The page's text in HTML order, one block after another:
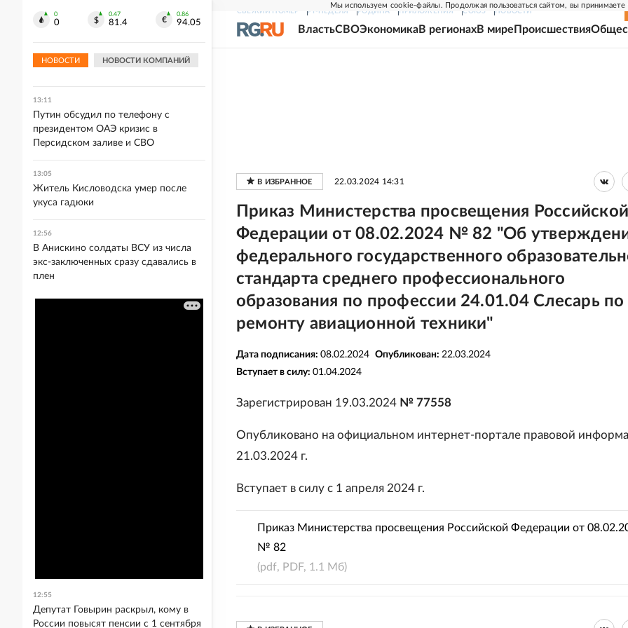
Мы используем cookie-файлы. Продолжая пользоваться сайтом, вы принимаете
СВЕЖИЙ НОМЕР РГ-НЕДЕЛЯ РОДИНА ПРИЛОЖЕНИЯ СОЮЗ НОВОСТИ
ВластьСВОЭкономикаВ регионахВ мире Происшествия
22.03.2024 14:31
Приказ Министерства просвещения Российской
Федерации от 08.02.2024 № 82 "Об
федерального государственного
стандарта среднего профессионального
образования по профессии 24.01.04 Слесарь по
ремонту авиационной техники"
Дата подписания: 08.02.2024 Опубликован: 22.03.2024
Вступает в силу: 01.04.2024
Зарегистрирован 19.03.2024 № 77558
Опубликовано на официальном интернет-портале правовой
21.03.2024 г.
Вступает в силу с 1 апреля 2024 г.
Приказ Министерства просвещения Российской Федерации от
№ 82
(pdf, PDF, 1.1 Мб)
0
0
0.47
81.4
0.86
94.05
НОВОСТИ НОВОСТИ КОМПАНИЙ
на 29,2%
Полиция раскрыла мошенническую
схему хищений на Юге России
13:11
Путин обсудил по телефону с
президентом ОАЭ кризис в
Персидском заливе и СВО
13:05
Житель Кисловодска умер после
укуса гадюки
12:56
В Анискино солдаты ВСУ из числа
экс-заключенных сразу сдавались в
плен
12:55
Депутат Говырин раскрыл, кому в
России повысят пенсии с 1 сентября